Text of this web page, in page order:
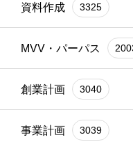
ン
ブランド再
関係者を巻
は？
資料作成 3325
MVV・パーパス
創業計画 3040
事業計画 3039